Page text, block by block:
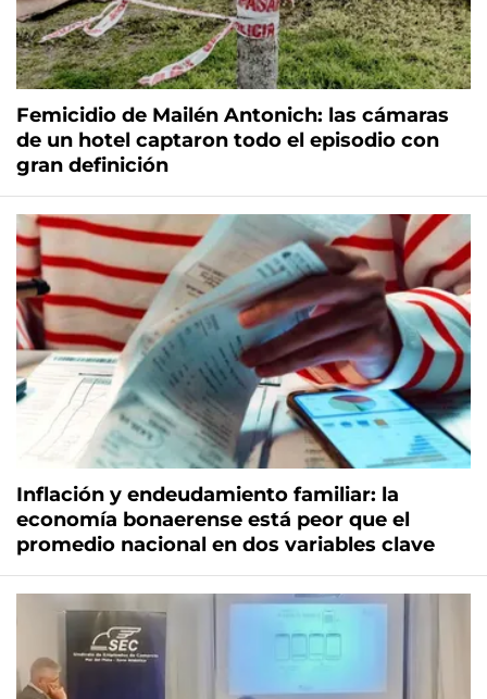
Femicidio de Mailén Antonich: las cámaras
de un hotel captaron todo el episodio con
gran definición
Inflación y endeudamiento familiar: la
economía bonaerense está peor que el
promedio nacional en dos variables clave